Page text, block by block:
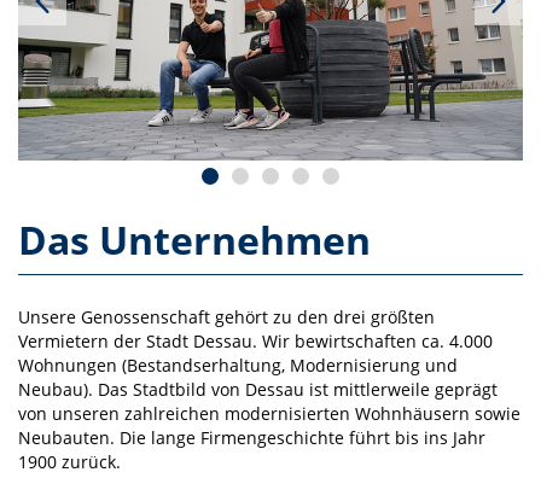
Das Unternehmen
Unsere Genossenschaft gehört zu den drei größten
Vermietern der Stadt Dessau. Wir bewirtschaften ca. 4.000
Wohnungen (Bestandserhaltung, Modernisierung und
Neubau). Das Stadtbild von Dessau ist mittlerweile geprägt
von unseren zahlreichen modernisierten Wohnhäusern sowie
Neubauten. Die lange Firmengeschichte führt bis ins Jahr
1900 zurück.